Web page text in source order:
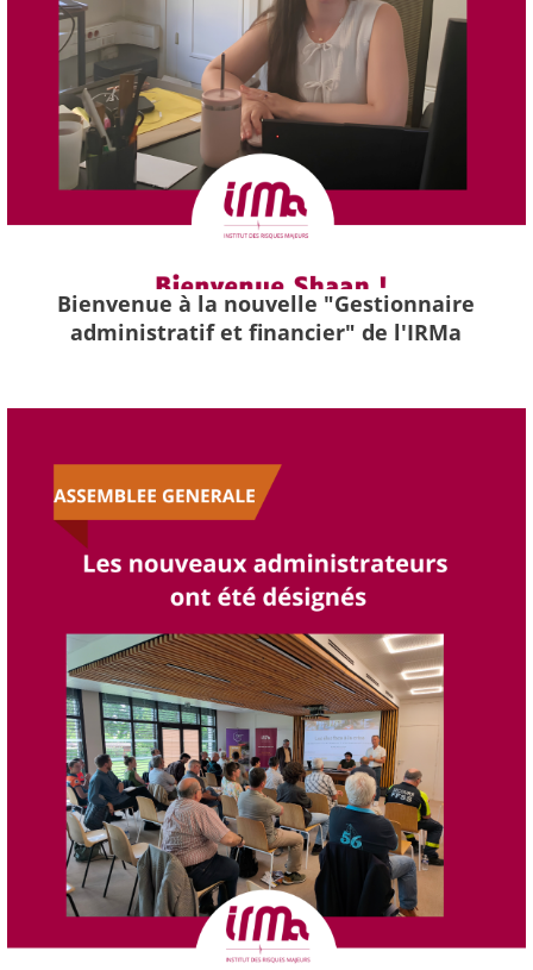
Bienvenue à la nouvelle "Gestionnaire
administratif et financier" de l'IRMa